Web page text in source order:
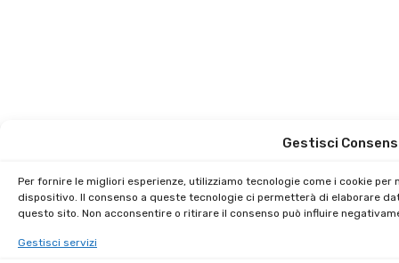
Gestisci
Per fornire le migliori esperienze, utilizziamo tecnologie come i cookie
dispositivo. Il consenso a queste tecnologie ci permetterà di elaborare
questo sito. Non acconsentire o ritirare il consenso può influire
Gestisci servizi